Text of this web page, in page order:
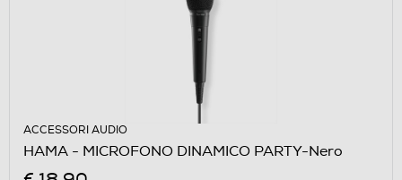
ACCESSORI AUDIO
HAMA - MICROFONO DINAMICO PARTY-Nero